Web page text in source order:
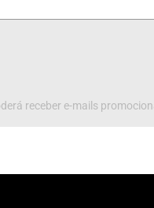
receber e-mails